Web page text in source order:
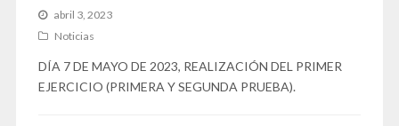
abril 3, 2023
Noticias
DÍA 7 DE MAYO DE 2023, REALIZACIÓN DEL PRIMER
EJERCICIO (PRIMERA Y SEGUNDA PRUEBA).